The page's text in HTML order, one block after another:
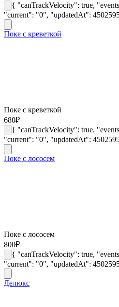
{ "canTrackVelocity": true,
"current": "0", "updatedAt":
Поке с креветкой
Поке с креветкой
680₽
{ "canTrackVelocity": true,
"current": "0", "updatedAt":
Поке с лососем
Поке с лососем
800₽
{ "canTrackVelocity": true,
"current": "0", "updatedAt":
Делюкс